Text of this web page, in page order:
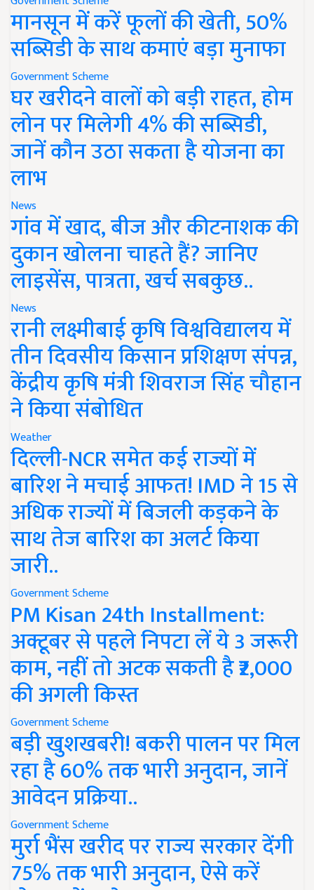
मानसून में करें फूलों की खेती, 50%
सब्सिडी के साथ कमाएं बड़ा मुनाफा
Government Scheme
घर खरीदने वालों को बड़ी राहत, होम
लोन पर मिलेगी 4% की सब्सिडी,
जानें कौन उठा सकता है योजना का
लाभ
News
गांव में खाद, बीज और कीटनाशक की
दुकान खोलना चाहते हैं? जानिए
लाइसेंस, पात्रता, खर्च सबकुछ..
News
रानी लक्ष्मीबाई कृषि विश्वविद्यालय में
तीन दिवसीय किसान प्रशिक्षण संपन्न,
केंद्रीय कृषि मंत्री शिवराज सिंह चौहान
ने किया संबोधित
Weather
दिल्ली-NCR समेत कई राज्यों में
बारिश ने मचाई आफत! IMD ने 15 से
अधिक राज्यों में बिजली कड़कने के
साथ तेज बारिश का अलर्ट किया
जारी..
Government Scheme
PM Kisan 24th Installment:
अक्टूबर से पहले निपटा लें ये 3 जरूरी
काम, नहीं तो अटक सकती है ₹2,000
की अगली किस्त
Government Scheme
बड़ी खुशखबरी! बकरी पालन पर मिल
रहा है 60% तक भारी अनुदान, जानें
आवेदन प्रक्रिया..
Government Scheme
मुर्रा भैंस खरीद पर राज्य सरकार देंगी
75% तक भारी अनुदान, ऐसे करें